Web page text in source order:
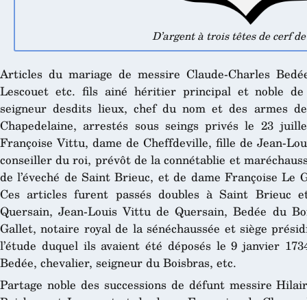
D’argent à trois têtes de cerf
Articles du mariage de messire Claude-Charles
Lescouet etc. fils ainé héritier principal et noble
seigneur desdits lieux, chef du nom et des armes
Chapedelaine, arrestés sous seings privés le 23
Françoise Vittu, dame de Cheffdeville, fille de Jean-
conseiller du roi, prévôt de la connétablie et
de l’éveché de Saint Brieuc, et de dame Françoise
Ces articles furent passés doubles à Saint Brieuc
Quersain, Jean-Louis Vittu de Quersain, Bedée du
Gallet, notaire royal de la sénéchaussée et siège
l’étude duquel ils avaient été déposés le 9 janvier
Bedée, chevalier, seigneur du Boisbras, etc.
Partage noble des successions de défunt messire